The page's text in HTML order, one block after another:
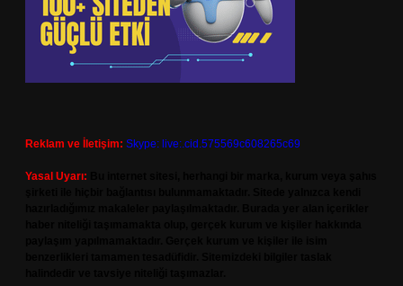
Reklam ve İletişim: Skype: live:.cid.575569c608265c69
Yasal Uyarı: